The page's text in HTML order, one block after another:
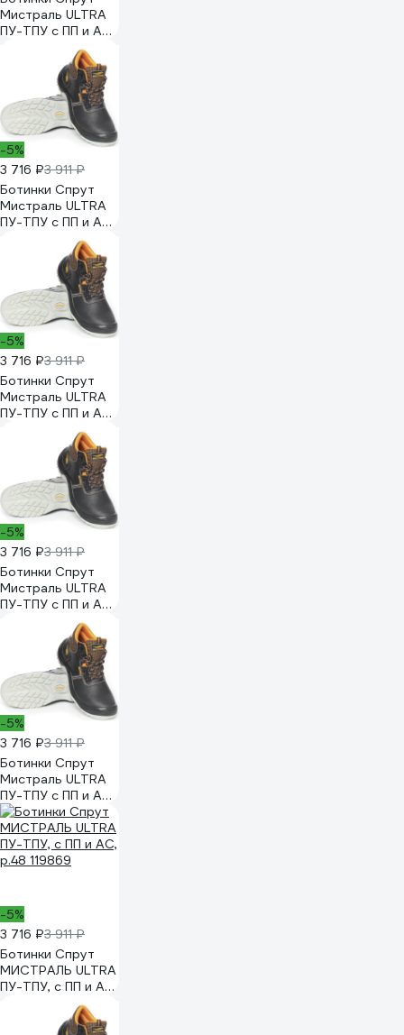
Мистраль ULTRA
ПУ-ТПУ с ПП и АС
-5%
3 716 ₽3 911 ₽
Ботинки Спрут
Мистраль ULTRA
ПУ-ТПУ с ПП и АС
-5%
3 716 ₽3 911 ₽
Ботинки Спрут
Мистраль ULTRA
ПУ-ТПУ с ПП и АС
-5%
3 716 ₽3 911 ₽
Ботинки Спрут
Мистраль ULTRA
ПУ-ТПУ с ПП и АС
-5%
3 716 ₽3 911 ₽
Ботинки Спрут
Мистраль ULTRA
ПУ-ТПУ с ПП и АС
р. 47 119868
-5%
3 716 ₽3 911 ₽
Ботинки Спрут
МИСТРАЛЬ ULTRA
ПУ-ТПУ, с ПП и АС,